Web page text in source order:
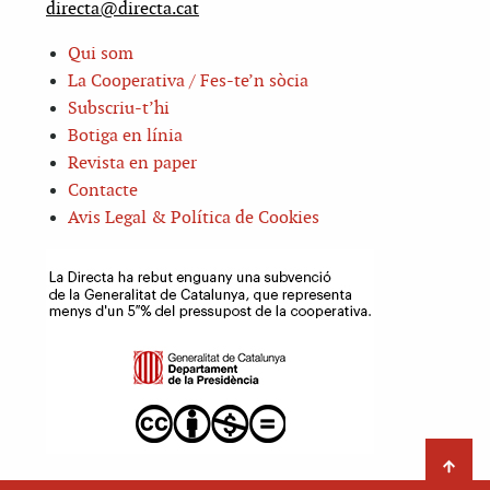
directa@directa.cat
Qui som
La Cooperativa / Fes-te’n sòcia
Subscriu-t’hi
Botiga en línia
Revista en paper
Contacte
Avis Legal & Política de Cookies